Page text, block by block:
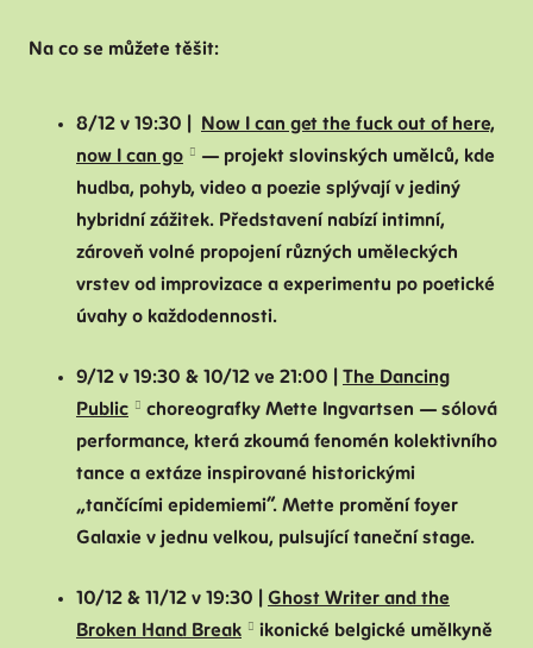
Na co se můžete těšit:
8/12 v 19:30 | Now I can get the fuck out of here,
now I can go
— projekt slovinských umělců, kde
hudba, pohyb, video a poezie splývají v jediný
hybridní zážitek. Představení nabízí intimní,
zároveň volné propojení různých uměleckých
vrstev od improvizace a experimentu po poetické
úvahy o každodennosti.
9/12 v 19:30 & 10/12 ve 21:00 | The Dancing
Public
choreografky Mette Ingvartsen — sólová
performance, která zkoumá fenomén kolektivního
tance a extáze inspirované historickými
„tančícími epidemiemi“. Mette promění foyer
Galaxie v jednu velkou, pulsující taneční stage.
10/12 & 11/12 v 19:30 | Ghost Writer and the
Broken Hand Break
ikonické belgické umělkyně